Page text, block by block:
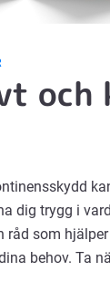
och
dig trygg i
råd som
behov. Ta